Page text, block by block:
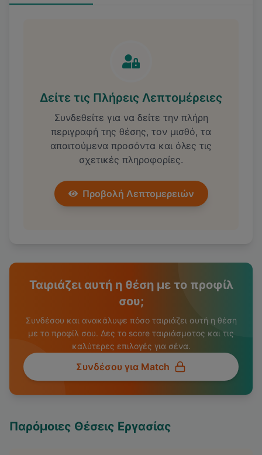
Δείτε τις Πλήρεις Λεπτομέρειες
Συνδεθείτε για να δείτε την πλήρη
περιγραφή της θέσης, τον μισθό, τα
απαιτούμενα προσόντα και όλες τις
σχετικές πληροφορίες.
Προβολή Λεπτομερειών
Ταιριάζει αυτή η θέση με το προφίλ
σου;
Συνδέσου και ανακάλυψε πόσο ταιριάζει αυτή η θέση
με το προφίλ σου. Δες το score ταιριάσματος και τις
καλύτερες επιλογές για σένα.
Συνδέσου για Match
Παρόμοιες Θέσεις Εργασίας